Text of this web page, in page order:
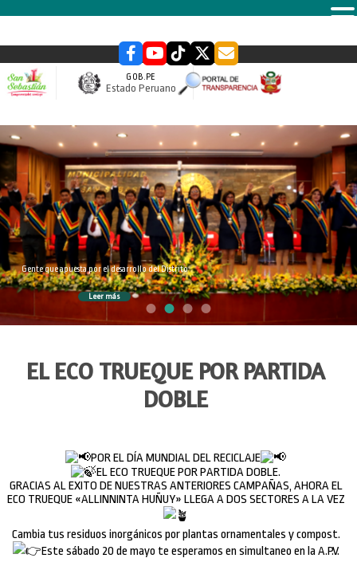
GOB.PE
Estado Peruano
slider
Gente que apuesta por el desarrollo del Distrito
Leer más
EL ECO TRUEQUE POR PARTIDA
DOBLE
POR EL DÍA MUNDIAL DEL RECICLAJE
EL ECO TRUEQUE POR PARTIDA DOBLE.
GRACIAS AL EXITO DE NUESTRAS ANTERIORES CAMPAÑAS, AHORA EL
ECO TRUEQUE «ALLINNINTA HUÑUY» LLEGA A DOS SECTORES A LA VEZ
Cambia tus residuos inorgánicos por plantas ornamentales y compost.
Este sábado 20 de mayo te esperamos en simultaneo en la A.P.V.